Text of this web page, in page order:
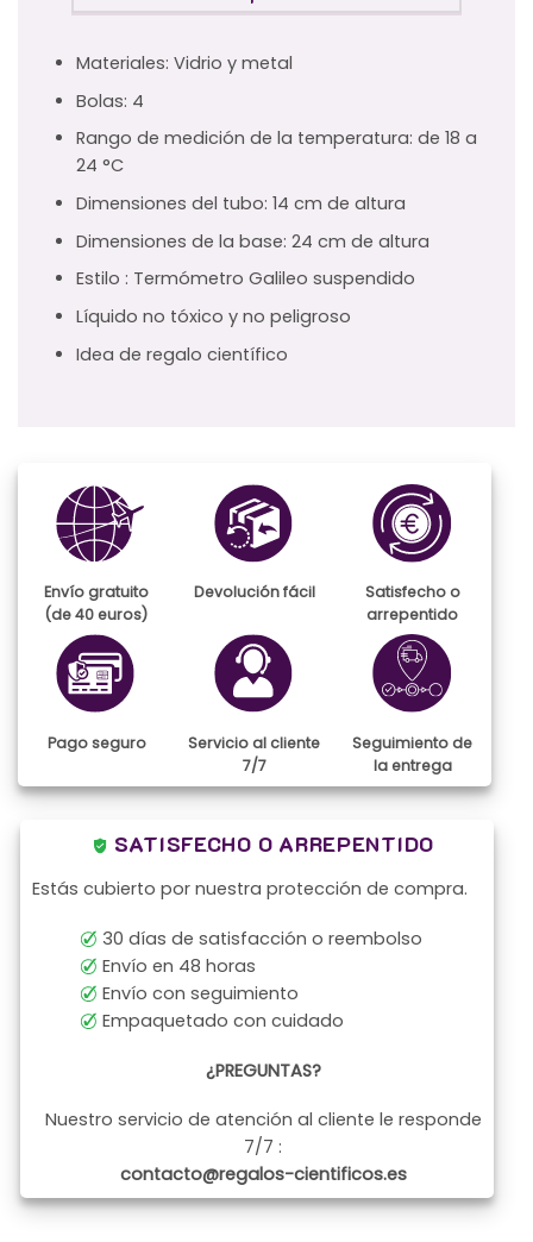
Materiales: Vidrio y metal
Bolas: 4
Rango de medición de la temperatura: de 18 a
24 °C
Dimensiones del tubo: 14 cm de altura
Dimensiones de la base: 24 cm de altura
Estilo : Termómetro Galileo suspendido
Líquido no tóxico y no peligroso
Idea de regalo científico
Envío gratuito
(de 40 euros)
Devolución fácil
Satisfecho o
arrepentido
Pago seguro
Servicio al cliente
7/7
Seguimiento de
la entrega
SATISFECHO O ARREPENTIDO
Estás cubierto por nuestra protección de compra.
30 días de satisfacción o reembolso
Envío en 48 horas
Envío con seguimiento
Empaquetado con cuidado
¿PREGUNTAS?
Nuestro servicio de atención al cliente le responde
7/7 :
contacto@regalos-cientificos.es